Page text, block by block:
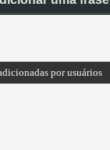
por usuários